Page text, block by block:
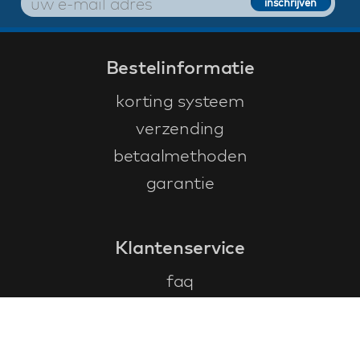
Bestelinformatie
korting systeem
verzending
betaalmethoden
garantie
Klantenservice
faq